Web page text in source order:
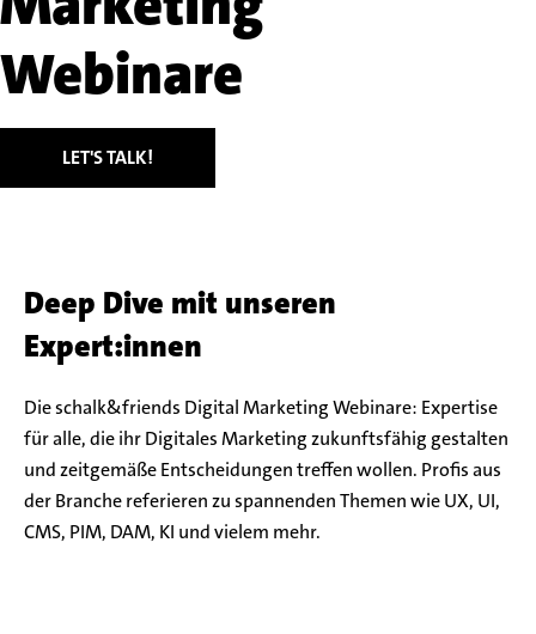
Webinare
LET'S TALK!
Deep Dive mit unseren
Expert:innen
Die schalk&friends Digital Marketing Webinare: Expertise
für alle, die ihr Digitales Marketing zukunftsfähig gestalten
und zeitgemäße Entscheidungen treffen wollen. Profis aus
der Branche referieren zu spannenden Themen wie UX, UI,
CMS, PIM, DAM, KI und vielem mehr.